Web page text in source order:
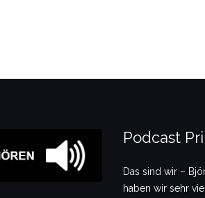
Podcast
Das sind wir –
haben wir sehr